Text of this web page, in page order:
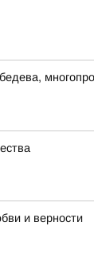
и верности